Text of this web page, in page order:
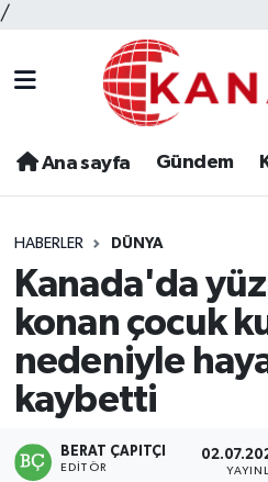
/
Ana sayfa Gündem
HABERLER DÜNYA
Kanada'da
konan çocuk
nedeniyle
kaybetti
BERAT ÇAPITÇI
EDITÖR